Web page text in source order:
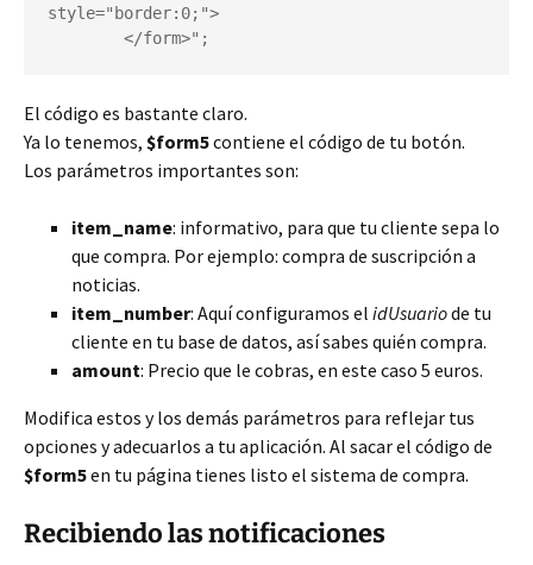
style="border:0;">
        </form>";
El código es bastante claro.
Ya lo tenemos, $form5contiene el código de tu botón.
Los parámetros importantes son:
item_name: informativo, para que tu cliente sepa lo
que compra. Por ejemplo: compra de suscripción a
noticias.
item_number: Aquí configuramos el idUsuariode tu
cliente en tu base de datos, así sabes quién compra.
amount: Precio que le cobras, en este caso 5 euros.
Modifica estos y los demás parámetros para reflejar tus
opciones y adecuarlos a tu aplicación. Al sacar el código de
$form5en tu página tienes listo el sistema de compra.
Recibiendo las notificaciones